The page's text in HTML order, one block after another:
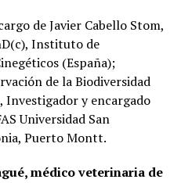
de Javier Cabello Stom,
Instituto de
(España);
de la Biodiversidad
Investigador y encargado
Universidad San
Puerto Montt.
médico veterinaria de